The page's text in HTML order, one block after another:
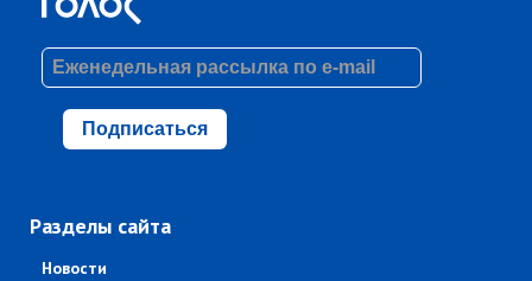
Подписаться
Разделы сайта
Новости